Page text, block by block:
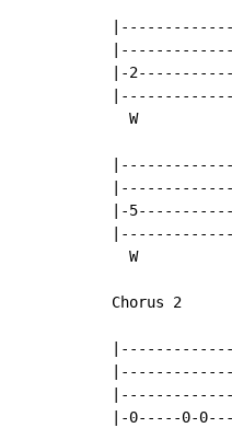
|-
W
|-
W
Chorus 2
|-0-----0-